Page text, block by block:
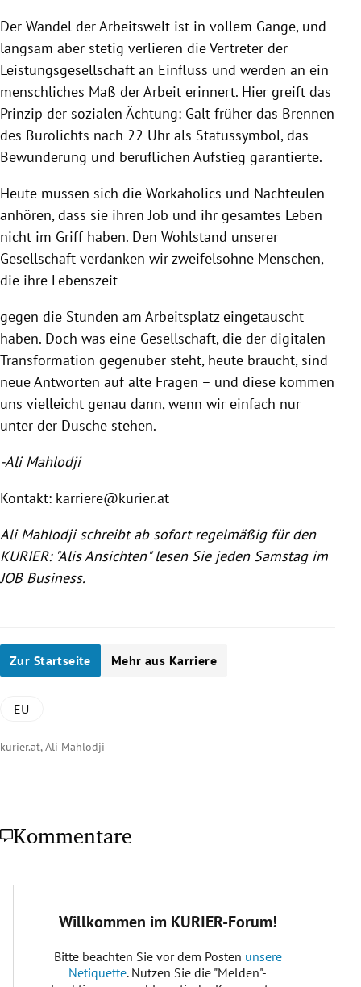
Der Wandel der Arbeitswelt ist in vollem Gange, und
langsam aber stetig verlieren die Vertreter der
Leistungsgesellschaft an Einfluss und werden an ein
menschliches Maß der Arbeit erinnert. Hier greift das
Prinzip der sozialen Ächtung: Galt früher das Brennen
des Bürolichts nach 22 Uhr als Statussymbol, das
Bewunderung und beruflichen Aufstieg garantierte.
Heute müssen sich die Workaholics und Nachteulen
anhören, dass sie ihren Job und ihr gesamtes Leben
nicht im Griff haben. Den Wohlstand unserer
Gesellschaft verdanken wir zweifelsohne Menschen,
die ihre Lebenszeit
gegen die Stunden am Arbeitsplatz eingetauscht
haben. Doch was eine Gesellschaft, die der digitalen
Transformation gegenüber steht, heute braucht, sind
neue Antworten auf alte Fragen – und diese kommen
uns vielleicht genau dann, wenn wir einfach nur
unter der Dusche stehen.
-Ali Mahlodji
Kontakt: karriere@kurier.at
Ali Mahlodji schreibt ab sofort regelmäßig für den
KURIER: "Alis Ansichten" lesen Sie jeden Samstag im
JOB Business.
Zur Startseite Mehr aus Karriere
EU
kurier.at, Ali Mahlodji
Kommentare